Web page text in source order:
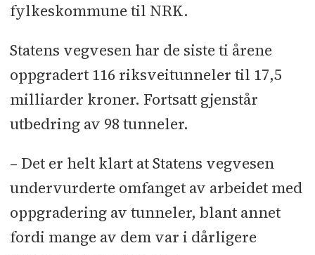
fylkeskommune til NRK.
Statens vegvesen har de siste ti årene
oppgradert 116 riksveitunneler til 17,5
milliarder kroner. Fortsatt gjenstår
utbedring av 98 tunneler.
– Det er helt klart at Statens vegvesen
undervurderte omfanget av arbeidet med
oppgradering av tunneler, blant annet
fordi mange av dem var i dårligere